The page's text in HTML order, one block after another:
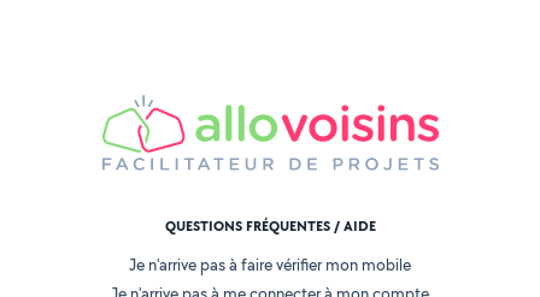
QUESTIONS FRÉQUENTES / AIDE
Je n'arrive pas à faire vérifier mon mobile